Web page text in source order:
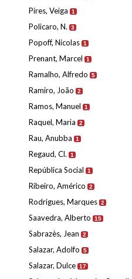
Pires, Veiga 1
Policaro, N. 3
Popoff, Nicolas 1
Prenant, Marcel 1
Ramalho, Alfredo 5
Ramiro, João 2
Ramos, Manuel 1
Raquel, Maria 2
Rau, Anubba 1
Regaud, Cl. 1
República Social 1
Ribeiro, Américo 2
Rodrigues, Marques 2
Saavedra, Alberto 15
Sabrazès, Jean 2
Salazar, Adolfo 5
Salazar, Dulce 17